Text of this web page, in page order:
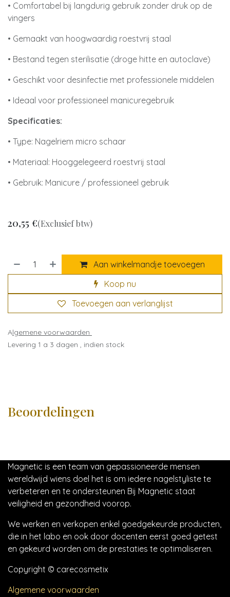
• Comfortabel bij langdurig gebruik zonder druk op de
vingers
• Gemaakt van hoogwaardig roestvrij staal
• Bestand tegen sterilisatie (droge hitte en autoclave)
• Geschikt voor desinfectie met professionele middelen
• Ideaal voor professioneel manicuregebruik
Specificaties:
• Type: Nagelriem micro schaar
• Materiaal: Hooggelegeerd roestvrij staal
• Gebruik: Manicure / professioneel gebruik
20,55 €(Exclusief btw)
Aan winkelmandje toevoegen
Koop nu
Toevoegen aan verlanglijst
Algemene voorwaarden
Levering 1 a 3 dagen , indien stock
Beoordelingen
Magnetic is een team van gepassioneerde mensen
wereldwijd wiens doel het is om iedere nagelstyliste te
verbeteren en te ondersteunen Bij Magnetic staat
veiligheid en gezondheid voorop.
We werken en verkopen enkel goedgekeurde producten,
die in het labo en ook door docenten eerst goed getest
en gekeurd worden om de prestaties te optimaliseren.
Copyright © carecosmetix
Algemene voorwaarden